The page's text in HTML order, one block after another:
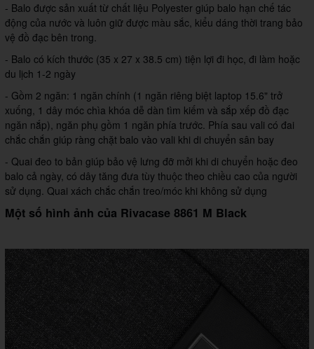
- Balo được sản xuất từ chất liệu Polyester giúp balo hạn chế tác
động của nước và luôn giữ được màu sắc, kiểu dáng thời trang bảo
vệ đồ đạc bên trong.
- Balo có kích thước (35 x 27 x 38.5 cm) tiện lợi đi học, đi làm hoặc
du lịch 1-2 ngày
- Gồm 2 ngăn: 1 ngăn chính (1 ngăn riêng biệt laptop 15.6" trở
xuống, 1 dây móc chìa khóa dễ dàn tìm kiếm và sắp xếp đồ đạc
ngăn nắp), ngăn phụ gồm 1 ngăn phía trước. Phía sau vali có đai
chắc chắn giúp ràng chặt balo vào vali khi di chuyển sân bay
- Quai đeo to bản giúp bảo vệ lưng đỡ mởi khi di chuyển hoặc đeo
balo cả ngày, có dây tăng đưa tùy thuộc theo chiều cao của người
sử dụng. Quai xách chắc chắn treo/móc khi không sử dụng
Một số hình ảnh của Rivacase 8861 M Black